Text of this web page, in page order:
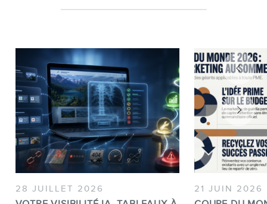
28 JUILLET 2026 21 JUIN 2026